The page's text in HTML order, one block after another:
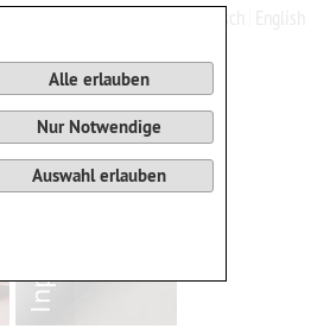
Alle erlauben
Nur Notwendige
Auswahl erlauben